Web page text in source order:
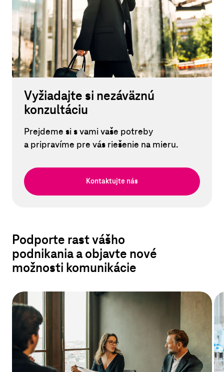
Vyžiadajte si nezáväznú
konzultáciu
Prejdeme si s vami vaše potreby
a pripravíme pre vás riešenie na mieru.
Kontaktujte nás
Podporte rast vášho
podnikania a objavte nové
možnosti komunikácie